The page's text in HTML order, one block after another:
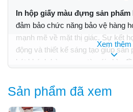
In hộp giấy màu đựng sản phẩm
đảm bảo chức năng bảo vệ hàng
mạnh mẽ về mặt thị giác. Sự kết
động và thiết kế sáng tạo giúp sản
hút khách hàng ngay từ cái nhìn
Xem thêm
Sản phẩm đã xem